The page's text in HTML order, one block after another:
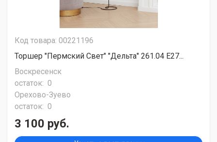
Код товара: 00221196
Торшер "Пермский Свет" "Дельта" 261.04 Е27...
Воскресенск
остаток: 0
Орехово-Зуево
остаток: 0
3 100 руб.